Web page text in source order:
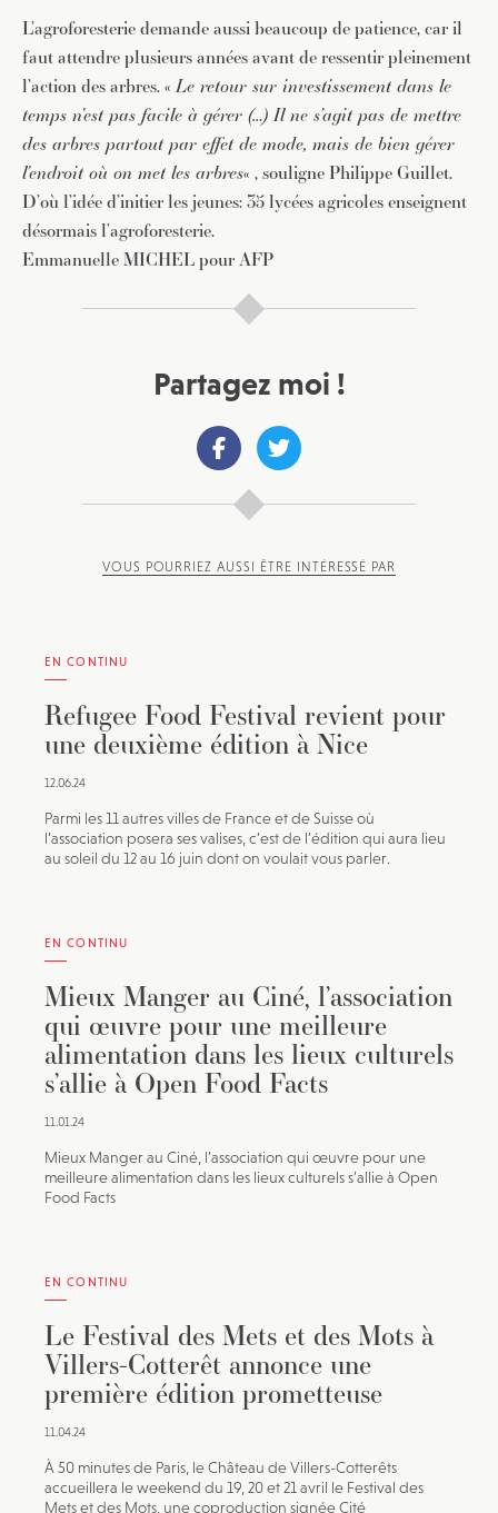
L’agroforesterie demande aussi beaucoup de patience, car il
faut attendre plusieurs années avant de ressentir pleinement
l’action des arbres. «Le retour sur investissement dans le
temps n’est pas facile à gérer (…)Il ne s’agit pas de mettre
des arbres partout par effet de mode, mais de bien gérer
l’endroit où on met les arbres« , souligne Philippe Guillet.
D’où l’idée d’initier les jeunes: 35 lycées agricoles enseignent
désormais l’agroforesterie.
Emmanuelle MICHEL pour AFP
Partagez moi !
VOUS POURRIEZ AUSSI ÊTRE INTÉRESSÉ PAR
EN CONTINU
Refugee Food Festival revient pour
une deuxième édition à Nice
12.06.24
Parmi les 11 autres villes de France et de Suisse où
l’association posera ses valises, c’est de l’édition qui aura lieu
au soleil du 12 au 16 juin dont on voulait vous parler.
EN CONTINU
Mieux Manger au Ciné, l’association
qui œuvre pour une meilleure
alimentation dans les lieux culturels
s’allie à Open Food Facts
11.01.24
Mieux Manger au Ciné, l’association qui œuvre pour une
meilleure alimentation dans les lieux culturels s’allie à Open
Food Facts
EN CONTINU
Le Festival des Mets et des Mots à
Villers-Cotterêt annonce une
première édition prometteuse
11.04.24
À 50 minutes de Paris, le Château de Villers-Cotterêts
accueillera le weekend du 19, 20 et 21 avril le Festival des
Mets et des Mots, une coproduction signée Cité
JE M'INSCRIS À LA NEWSLETTER
Pour recevoir toutes les deux semaines notre lettre
d’info avec une sélection d’articles …